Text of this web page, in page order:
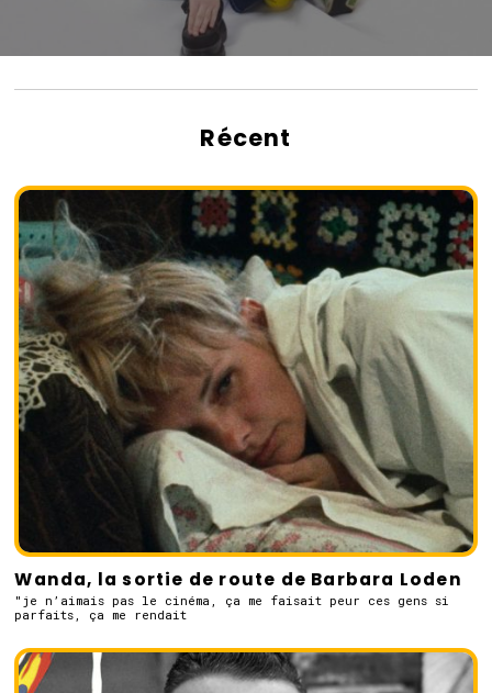
Récent
Wanda, la sortie de route de Barbara Loden
"je n’aimais pas le cinéma, ça me faisait peur ces gens si
parfaits, ça me rendait